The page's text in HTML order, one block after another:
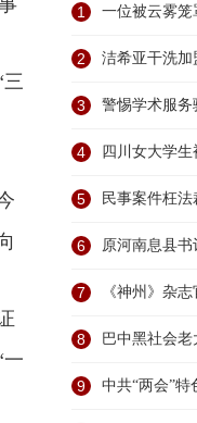
1 一位被云雾笼
无端
2 洁希亚干洗
强烈
3 警惕学术服
4 四川女大学
5 民事案件枉
6 原河南息县书
7 《神州》杂
频
8 巴中黑社会老
9 中共“两会”